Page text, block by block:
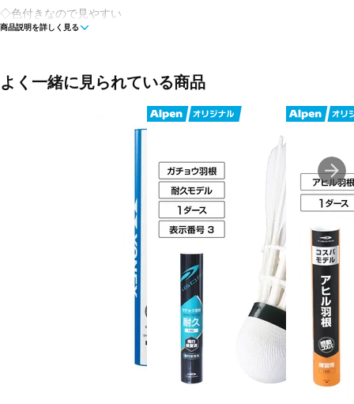
◇色付きなので見やすい
■入数:3個
■メーカー型番：2711021000
商品説明を詳しく見る
よく一緒に見られている商品